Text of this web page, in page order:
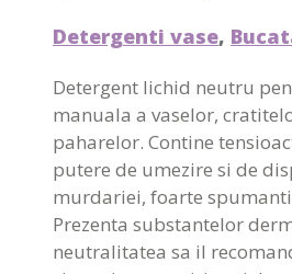
Detergenti vase,
Detergent lichid neutru
manuala a vaselor,
paharelor. Contine
putere de umezire si de
murdariei, foarte
Prezenta substantelor
neutralitatea sa il